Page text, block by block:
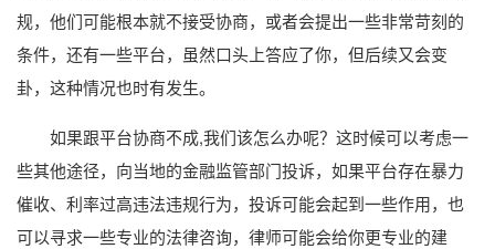
规，他们可能根本就不接受协商，或者会提出一些非常苛刻的
条件，还有一些平台，虽然口头上答应了你，但后续又会变
卦，这种情况也时有发生。
如果跟平台协商不成,我们该怎么办呢？这时候可以考虑一
些其他途径，向当地的金融监管部门投诉，如果平台存在暴力
催收、利率过高违法违规行为，投诉可能会起到一些作用，也
可以寻求一些专业的法律咨询，律师可能会给你更专业的建